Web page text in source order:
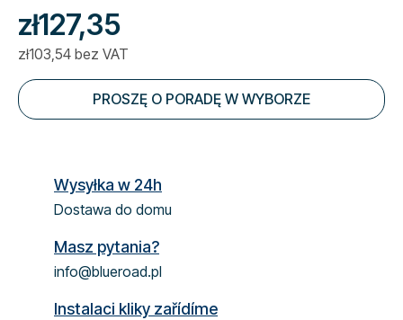
zł127,35
zł103,54 bez VAT
Cena jednostkowa:
PROSZĘ O PORADĘ W WYBORZE
Wysyłka w 24h
Dostawa do domu
Masz pytania?
info@blueroad.pl
Instalaci kliky zařídíme